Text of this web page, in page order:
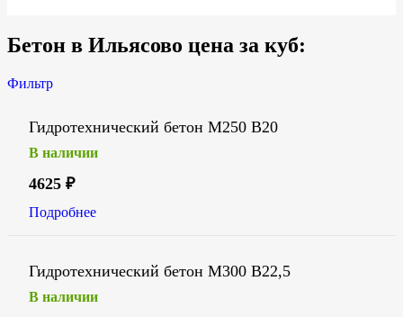
Бетон в Ильясово цена за куб:
Фильтр
Гидротехнический бетон М250 В20
В наличии
4625 ₽
Подробнее
Гидротехнический бетон М300 В22,5
В наличии